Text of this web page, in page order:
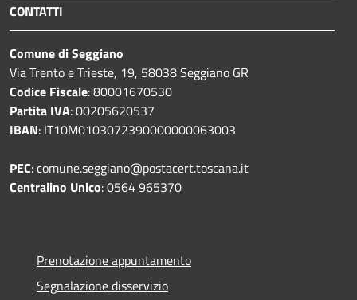
CONTATTI
Comune di Seggiano
Via Trento e Trieste, 19, 58038 Seggiano GR
Codice Fiscale: 80001670530
Partita IVA: 00205620537
IBAN: IT10M0103072390000000063003
PEC: comune.seggiano@postacert.toscana.it
Centralino Unico: 0564 965370
Prenotazione appuntamento
Segnalazione disservizio